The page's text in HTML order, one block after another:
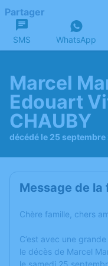
Partager
SMS WhatsApp
Marcel
Edouart
CHAUBY
décédé le 25 septembre
Message de la
Chère famille, chers
C’est avec une
le décès de Marcel
le samedi 25